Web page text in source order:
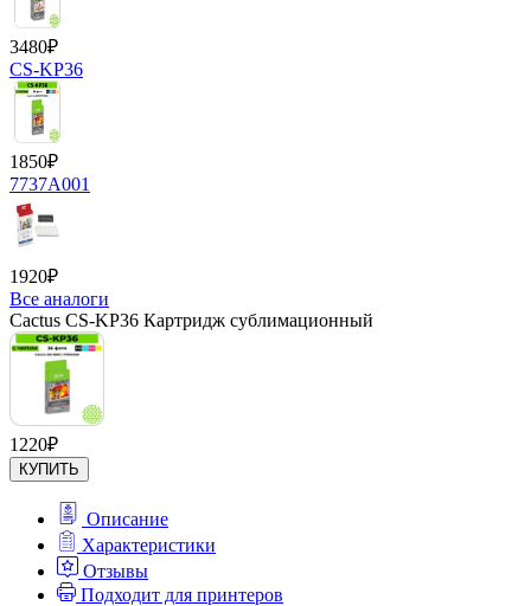
3480₽
CS-KP36
1850₽
7737A001
1920₽
Все аналоги
Cactus CS-KP36 Картридж сублимационный
1220₽
КУПИТЬ
Описание
Характеристики
Отзывы
Подходит для принтеров